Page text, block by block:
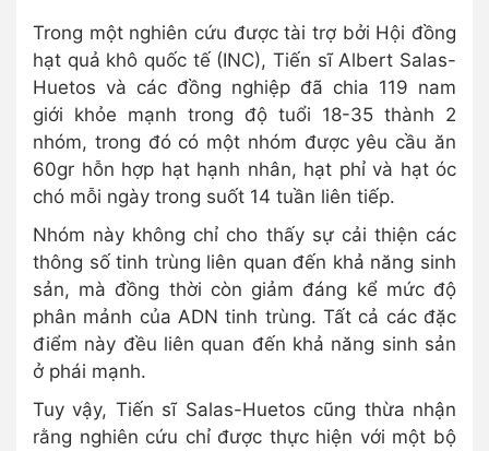
Trong một nghiên cứu được tài trợ bởi Hội đồng
hạt quả khô quốc tế (INC), Tiến sĩ Albert Salas-
Huetos và các đồng nghiệp đã chia 119 nam
giới khỏe mạnh trong độ tuổi 18-35 thành 2
nhóm, trong đó có một nhóm được yêu cầu ăn
60gr hỗn hợp hạt hạnh nhân, hạt phỉ và hạt óc
chó mỗi ngày trong suốt 14 tuần liên tiếp.
Nhóm này không chỉ cho thấy sự cải thiện các
thông số tinh trùng liên quan đến khả năng sinh
sản, mà đồng thời còn giảm đáng kể mức độ
phân mảnh của ADN tinh trùng. Tất cả các đặc
điểm này đều liên quan đến khả năng sinh sản
ở phái mạnh.
Tuy vậy, Tiến sĩ Salas-Huetos cũng thừa nhận
rằng nghiên cứu chỉ được thực hiện với một bộ